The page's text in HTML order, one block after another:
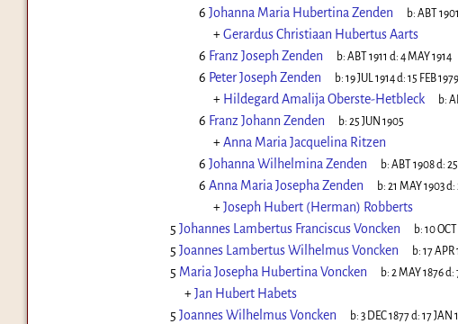
6 Johanna Maria Hubertina Zenden b: ABT 1901
+Gerardus Christiaan Hubertus Aarts
6 Franz Joseph Zenden b: ABT 1911 d: 4 MAY 1914
6 Peter Joseph Zenden b: 19 JUL 1914d: 15 FEB 1979
+ Hildegard Amalija Oberste-Hetbleck b:
6 Franz Johann Zenden b: 25 JUN 1905
+Anna Maria Jacquelina Ritzen
6 Johanna Wilhelmina Zenden b: ABT 1908d:
6 Anna Maria Josepha Zenden b: 21 MAY 1903d:
+Joseph Hubert (Herman) Robberts
5 Johannes Lambertus Franciscus Voncken b: 10 OCT
5 Joannes Lambertus Wilhelmus Voncken b: 17 APR
5 Maria Josepha Hubertina Voncken b: 2 MAY 1876d:
+Jan Hubert Habets
5 Joannes Wilhelmus Voncken b: 3 DEC 1877d: 17 JAN